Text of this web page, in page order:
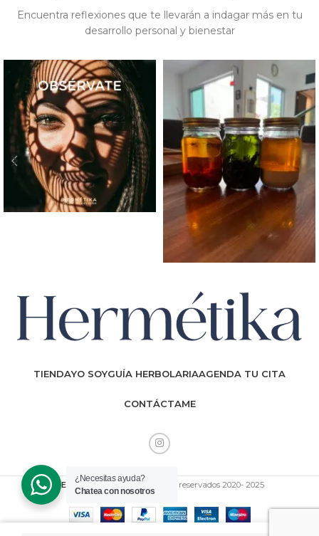
Encuentra reflexiones que te llevarán a indagar más en tu
desarrollo personal y bienestar
TIENDAYO SOYGUÍA HERBOLARIAAGENDA TU CITA
CONTÁCTAME
HERMÉTIKA Todos los derechos reservados 2020- 2025
¿Necesitas ayuda?
Chatea con nosotros